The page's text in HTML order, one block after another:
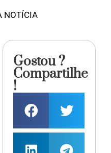
NOTÍCIA
Gostou ?
Compartilhe
!